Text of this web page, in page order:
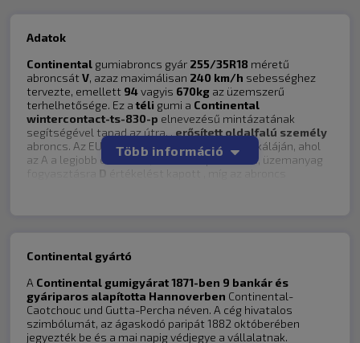
Minden OK!
4.8
Összesített értékelés
Teljesítmény száraz úton
Teljesítmény nedves / havas úton
Megvenném-e újra?
A gumiabroncs mérete245/45R18
Megjegyzés:
Világ életemben a Continental márkát részesítettem előnyben
amikor a gumi vásárlás kérdése merült fel és ezúttal sem kellett
csalódnom. Véleményem szerint ez a legjobb téligumi amit venni
Adatok
Continental gumiabroncs gyár 255/35R18 méretű
abroncsátV, azaz maximálisan 240 km/h sebességhez
tervezte, emellett 94vagyis 670kg az üzemszerű
terhelhetősége. Ez atéli gumi a Continental
wintercontact-ts-830-p elnevezésű mintázatának
segítségével tapad az útra, , erősített oldalfalú személy
abroncs. Az EU-cimkézés A-tól G-ig terjedő skáláján, ahol
az A a legjobb értékelés, nedves tapadásra
C, üzemanyag
tartalmazza.
Gyártó:
Continental
Méret:
255/35R18
Típus:
Személy
Több információ
Continental gyártó
A Continental gumigyárat 1871-ben 9 bankár és
gyáriparos alapította Hannoverben Continental-
Caotchouc und Gutta-Percha néven. A cég hivatalos
szimbólumát, az ágaskodó paripát 1882 októberében
jegyezték be és a mai napig védjegye a vállalatnak.